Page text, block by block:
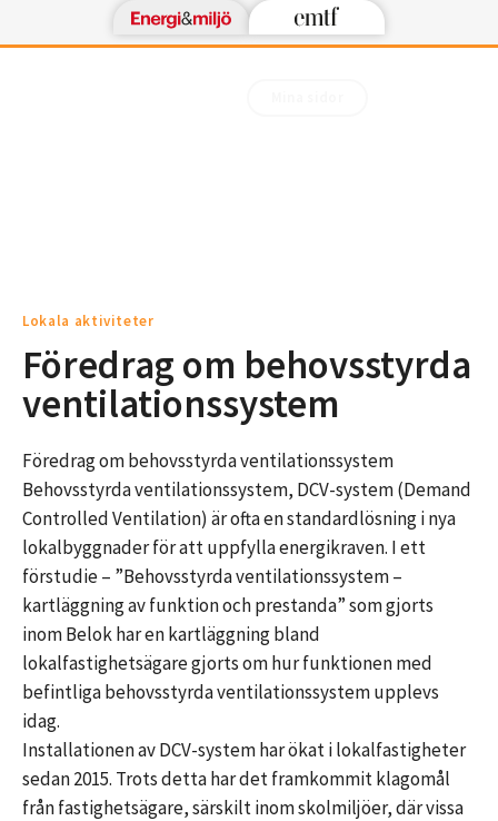
Lokala aktiviteter
Föredrag om behovsstyrda
ventilationssystem
Föredrag om behovsstyrda ventilationssystem
Behovsstyrda ventilationssystem, DCV-system (Demand
Controlled Ventilation) är ofta en standardlösning i nya
lokalbyggnader för att uppfylla energikraven. I ett
förstudie – ”Behovsstyrda ventilationssystem –
kartläggning av funktion och prestanda” som gjorts
inom Belok har en kartläggning bland
lokalfastighetsägare gjorts om hur funktionen med
befintliga behovsstyrda ventilationssystem upplevs
idag.
Installationen av DCV-system har ökat i lokalfastigheter
sedan 2015. Trots detta har det framkommit klagomål
från fastighetsägare, särskilt inom skolmiljöer, där vissa